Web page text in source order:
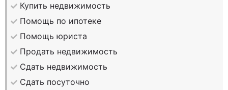
Купить недвижимость
Помощь по ипотеке
Помощь юриста
Продать недвижимость
Сдать недвижимость
Сдать посуточно